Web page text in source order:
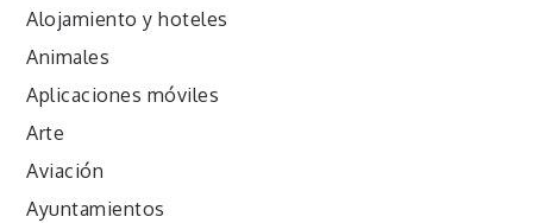
Alojamiento y hoteles
Animales
Aplicaciones móviles
Arte
Aviación
Ayuntamientos